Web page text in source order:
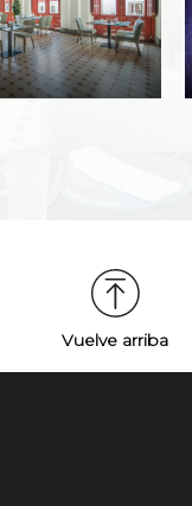
Vuelve arriba